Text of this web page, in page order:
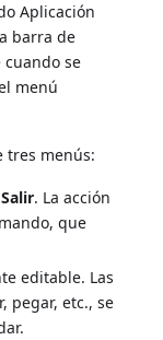
Aplicación
barra de
cuando se
menú
tres menús:
Salir. La acción
que
editable. Las
pegar, etc., se